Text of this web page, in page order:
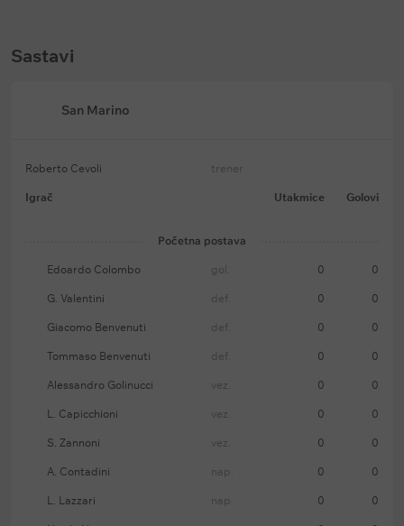
Sastavi
San Marino
Roberto Cevoli trener
Igrač Utakmice Golovi
Početna postava
Edoardo Colombo gol. 0 0
G. Valentini def. 0 0
Giacomo Benvenuti def. 0 0
Tommaso Benvenuti def. 0 0
Alessandro Golinucci vez. 0 0
L. Capicchioni vez. 0 0
S. Zannoni vez. 0 0
A. Contadini nap. 0 0
L. Lazzari nap. 0 0